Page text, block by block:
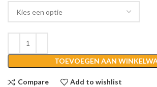
TOEVOEGEN AAN
Compare Add to wishlist